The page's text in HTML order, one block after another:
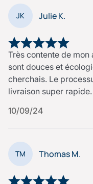
JK Julie K.
Très contente de mon
sont douces et
cherchais. Le
livraison super rapide.
10/09/24
TM Thomas M.